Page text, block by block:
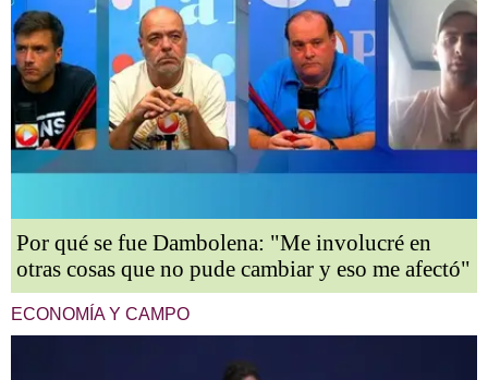
Por qué se fue Dambolena: "Me involucré en
otras cosas que no pude cambiar y eso me afectó"
ECONOMÍA Y CAMPO